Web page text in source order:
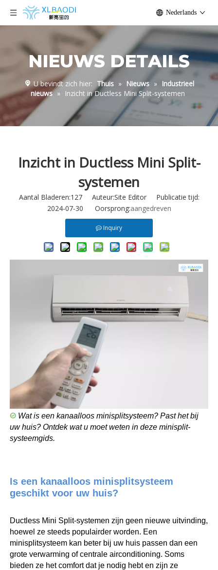
Nederlands
NIEUWS DETAILS
U bevindt zich hier: Thuis » Nieuws » Industrieel
nieuws » Inzicht in Ductless Mini Split-systemen
Inzicht in Ductless Mini Split-
systemen
Aantal Bladeren:127Auteur:Site Editor Publicatie tijd:
2024-07-30 Oorsprong:aangedreven
Inquiry
Wat is een kanaalloos minisplitsysteem? Past het bij
uw huis? Ontdek wat u moet weten in deze minisplit-
systeemgids.
Is een kanaalloos minisplitsysteem
geschikt voor uw huis?
Ductless Mini Split-systemen zijn geen nieuwe uitvinding,
hoewel ze steeds populairder worden. Een
minisplitsysteem kan beter bij uw huis passen dan een
grote verwarming of centrale airconditioning. Soms
bieden ze het comfort dat je nodig hebt en zijn ze